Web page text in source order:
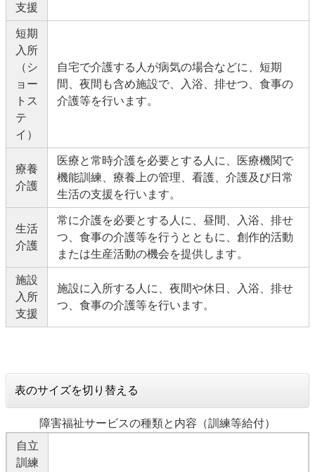
支援
短期
入所
（シ
ョー
トス
テ
イ）
自宅で介護する人が病気の場合などに、短期
間、夜間も含め施設で、入浴、排せつ、食事の
介護等を行います。
療養
介護
医療と常時介護を必要とする人に、医療機関で
機能訓練、療養上の管理、看護、介護及び日常
生活の支援を行います。
生活
介護
常に介護を必要とする人に、昼間、入浴、排せ
つ、食事の介護等を行うとともに、創作的活動
または生産活動の機会を提供します。
施設
入所
支援
施設に入所する人に、夜間や休日、入浴、排せ
つ、食事の介護等を行います。
表のサイズを切り替える
障害福祉サービスの種類と内容（訓練等給付）
自立
訓練